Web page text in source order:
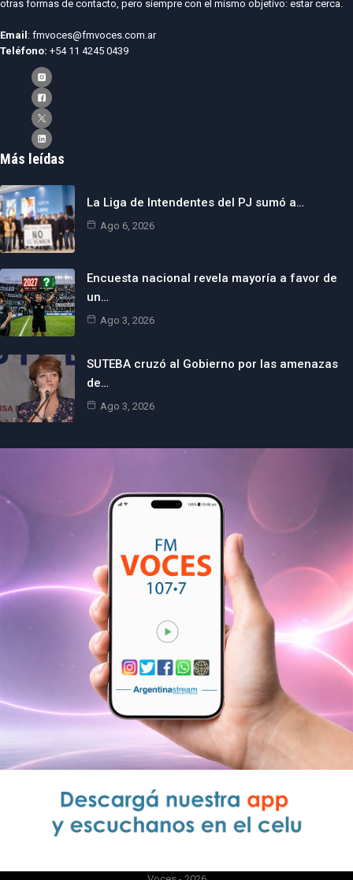
otras formas de contacto, pero siempre con el mismo objetivo: estar cerca.
Email : fmvoces@fmvoces.com.ar
Teléfono: +54 11 4245 0439
Más leídas
La Liga de Intendentes del PJ sumó a…
Ago 6, 2026
Encuesta nacional revela mayoría a favor de
un…
Ago 3, 2026
SUTEBA cruzó al Gobierno por las amenazas
de…
Ago 3, 2026